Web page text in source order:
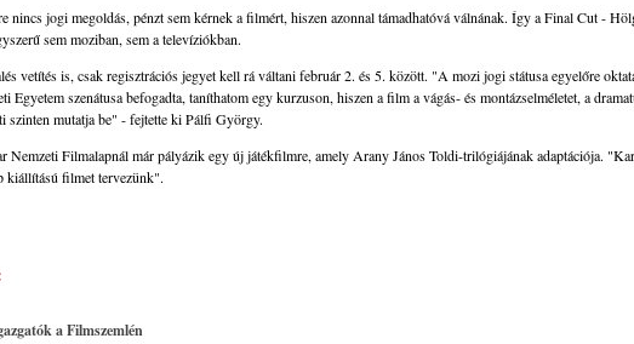
nincs jogi megoldás, pénzt sem kérnek a filmért, hiszen azonnal támadhatóvá válnának. Így a Final Cut -
sem moziban, sem a televíziókban.
vetítés is, csak regisztrációs jegyet kell rá váltani február 2. és 5. között. "A mozi jogi státusa egyelőre
Egyetem szenátusa befogadta, taníthatom egy kurzuson, hiszen a film a vágás- és montázselméletet, a
szinten mutatja be" - fejtette ki Pálfi György.
Nemzeti Filmalapnál már pályázik egy új játékfilmre, amely Arany János Toldi-trilógiájának adaptációja.
kiállítású filmet tervezünk".
a Filmszemlén